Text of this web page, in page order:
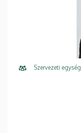
Szervezeti egység